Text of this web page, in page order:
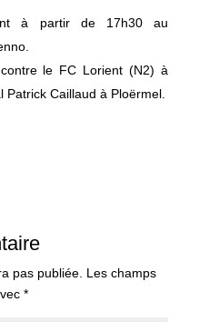
à partir de 17h30 au
le FC Lorient (N2) à
Caillaud à Ploërmel.
pas publiée. Les champs
*